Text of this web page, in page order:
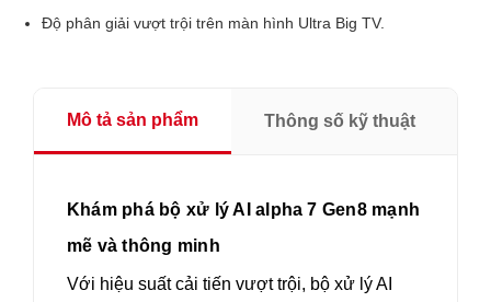
Độ phân giải vượt trội trên màn hình Ultra Big TV.
Mô tả sản phẩm Thông số kỹ thuật
Khám phá bộ xử lý AI alpha 7 Gen8 mạnh
mẽ và thông minh
Với hiệu suất cải tiến vượt trội, bộ xử lý AI